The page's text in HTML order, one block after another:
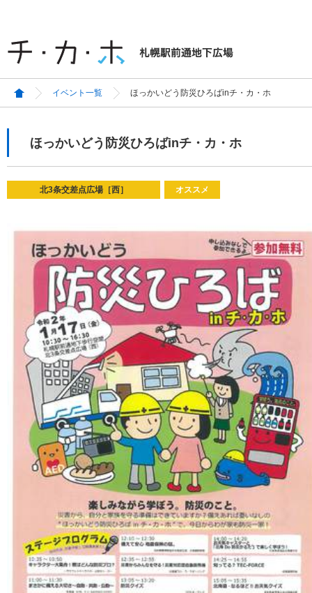
イベント一覧 ほっかいどう防災ひろばinチ・カ・ホ
ほっかいどう防災ひろばinチ・カ・ホ
北3条交差点広場［西］ オススメ